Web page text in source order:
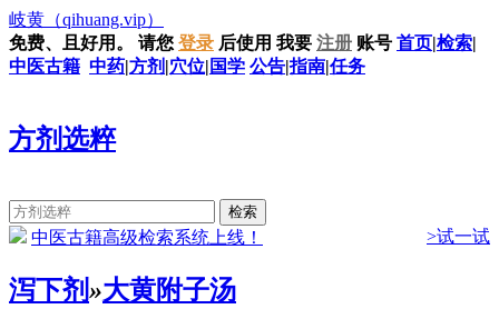
岐黄 （qihuang.vip）
免费、且好用。
请您 登录 后使用 我要 注册 账号 首页|检索|
中医古籍 中药|方剂 |穴位| 国学 公告|指南|任务
方剂选粹
中医古籍高级检索系统上线！ >试一试
泻下剂»大黄附子汤